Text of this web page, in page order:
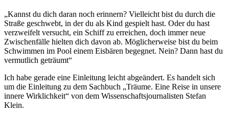
„Kannst du dich daran noch erinnern? Vielleicht bist du durch die
Straße geschwebt, in der du als Kind gespielt hast. Oder du hast
verzweifelt versucht, ein Schiff zu erreichen, doch immer neue
Zwischenfälle hielten dich davon ab. Möglicherweise bist du beim
Schwimmen im Pool einem Eisbären begegnet. Nein? Dann hast du
vermutlich geträumt“
Ich habe gerade eine Einleitung leicht abgeändert. Es handelt sich
um die Einleitung zu dem Sachbuch „Träume. Eine Reise in unsere
innere Wirklichkeit“ von dem Wissenschaftsjournalisten Stefan
Klein.